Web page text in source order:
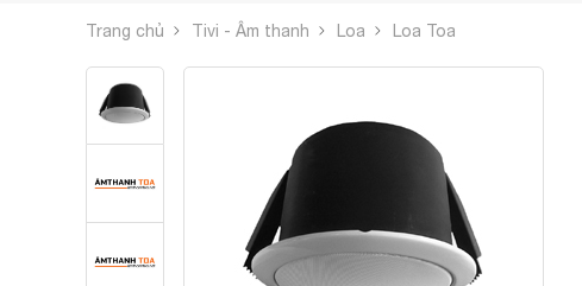
Trang chủ Tivi - Âm thanh Loa Loa Toa